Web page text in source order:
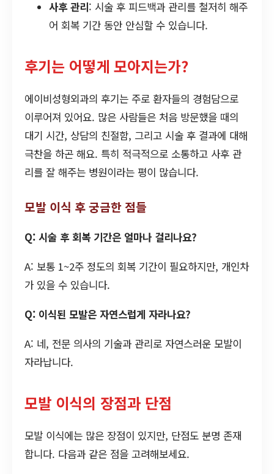
사후 관리: 시술 후 피드백과 관리를 철저히 해주
어 회복 기간 동안 안심할 수 있습니다.
후기는 어떻게 모아지는가?
에이비성형외과의 후기는 주로 환자들의 경험담으로
이루어져 있어요. 많은 사람들은 처음 방문했을 때의
대기 시간, 상담의 친절함, 그리고 시술 후 결과에 대해
극찬을 하곤 해요. 특히 적극적으로 소통하고 사후 관
리를 잘 해주는 병원이라는 평이 많습니다.
모발 이식 후 궁금한 점들
Q: 시술 후 회복 기간은 얼마나 걸리나요?
A: 보통 1~2주 정도의 회복 기간이 필요하지만, 개인차
가 있을 수 있습니다.
Q: 이식된 모발은 자연스럽게 자라나요?
A: 네, 전문 의사의 기술과 관리로 자연스러운 모발이
자라납니다.
모발 이식의 장점과 단점
모발 이식에는 많은 장점이 있지만, 단점도 분명 존재
합니다. 다음과 같은 점을 고려해보세요.